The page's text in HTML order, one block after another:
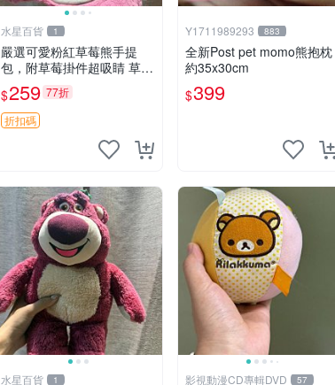
水星百貨 1
嚴選可愛粉紅草莓熊手提
包，附草莓掛件超吸睛 草莓
熊手提包 草莓掛件 可愛port
unese
$259 77折
折扣碼
Y1711989293 883
全新Post pet momo熊抱枕
約35x30cm
$399
水星百貨 1 影視動漫CD專輯DVD 57